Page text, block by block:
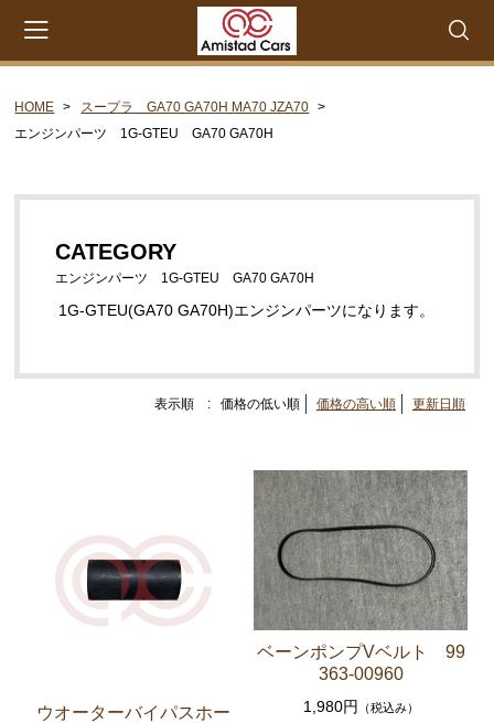
エンジンパーツ 4M-EU
ステアリングパーツ（ピットマンアーム アイドラー
アーム 各種リペアキット タイロッドエンド な
ウエザーストリップ ワイヤー類
セリカXX GA61 MA61 MA63
エンジンパーツ 5M-GEU MA61
エンジンパーツ M-TEU MA63
エンジンパーツ 1G-GEU GA61
エンジンパーツ 1G-EU GA61
エンジンパーツ（マウント 他）
HOME
スープラ GA70 GA70H MA70 JZA70
エンジンパーツ 1G-GTEU GA70 GA70H
CATEGORY
エンジンパーツ 1G-GTEU GA70 GA70H
1G-GTEU(GA70 GA70H)エンジンパーツになります。
表示順 : 価格の低い順 価格の高い順 更新日順
ウオーターバイパスホー
ベーンポンプVベルト 99
363-00960
1,980円 （税込み）